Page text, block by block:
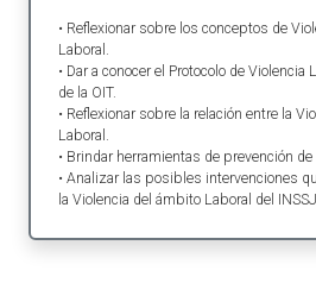
• Reflexionar sobre los conceptos de
Laboral.
• Dar a conocer el Protocolo de Violencia
de la OIT.
• Reflexionar sobre la relación entre la
Laboral.
• Brindar herramientas de prevención de
• Analizar las posibles intervenciones
la Violencia del ámbito Laboral del